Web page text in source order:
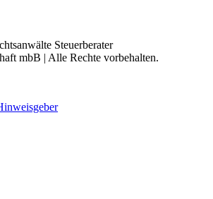
Steuerberater
mbB | Alle Rechte vorbehalten.